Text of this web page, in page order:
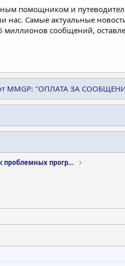
помощником и
Самые актуальные
сообщений,
от MMGP: "ОПЛАТА ЗА
Архив раздела: Список проблемных программ